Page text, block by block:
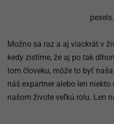
Možno sa raz a aj viackrát v
kedy zistíme, že aj po tak
tom človeku, môže to byť
náš expartner alebo len
našom živote veľkú rolu. Len